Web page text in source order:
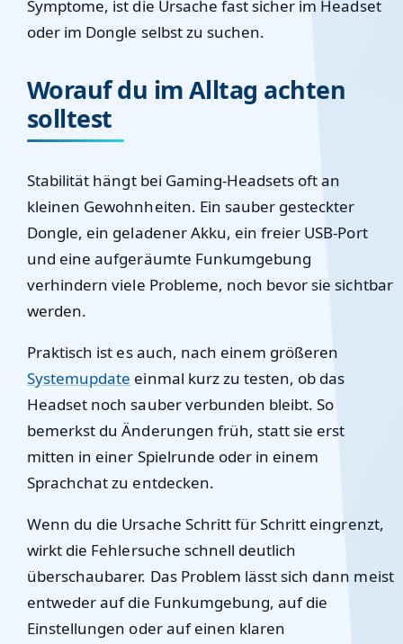
Symptome, ist die Ursache fast sicher im Headset
oder im Dongle selbst zu suchen.
Worauf du im Alltag achten
solltest
Stabilität hängt bei Gaming-Headsets oft an
kleinen Gewohnheiten. Ein sauber gesteckter
Dongle, ein geladener Akku, ein freier USB-Port
und eine aufgeräumte Funkumgebung
verhindern viele Probleme, noch bevor sie sichtbar
werden.
Praktisch ist es auch, nach einem größeren
Systemupdate einmal kurz zu testen, ob das
Headset noch sauber verbunden bleibt. So
bemerkst du Änderungen früh, statt sie erst
mitten in einer Spielrunde oder in einem
Sprachchat zu entdecken.
Wenn du die Ursache Schritt für Schritt eingrenzt,
wirkt die Fehlersuche schnell deutlich
überschaubarer. Das Problem lässt sich dann meist
entweder auf die Funkumgebung, auf die
Einstellungen oder auf einen klaren